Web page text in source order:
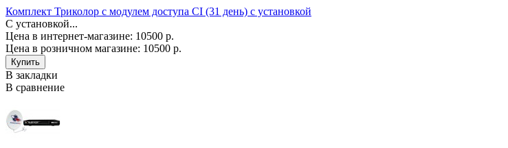
Комплект Триколор с модулем доступа CI (31 день) с установкой
С установкой...
Цена в интернет-магазине: 10500 р.
Цена в розничном магазине: 10500 р.
В закладки
В сравнение